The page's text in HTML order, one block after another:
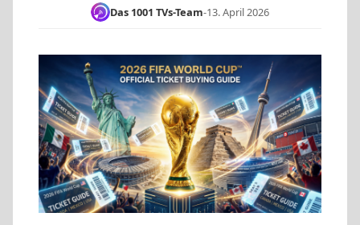
Das 1001 TVs-Team-13. April 2026